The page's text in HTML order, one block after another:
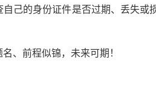
己的身份证件是否过期、丢失
、前程似锦，未来可期！